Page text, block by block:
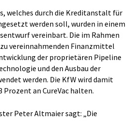
welches durch die Kreditanstalt für
werden soll, wurden in einem
vereinbart. Die im Rahmen
vereinnahmenden Finanzmittel
der proprietären Pipeline
und den Ausbau der
werden. Die KfW wird damit
Prozent an CureVac halten.
Peter Altmaier sagt: „Die